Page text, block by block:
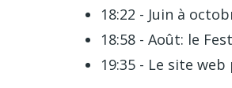
18:22 - Juin à
18:58 - Août: le
19:35 - Le site